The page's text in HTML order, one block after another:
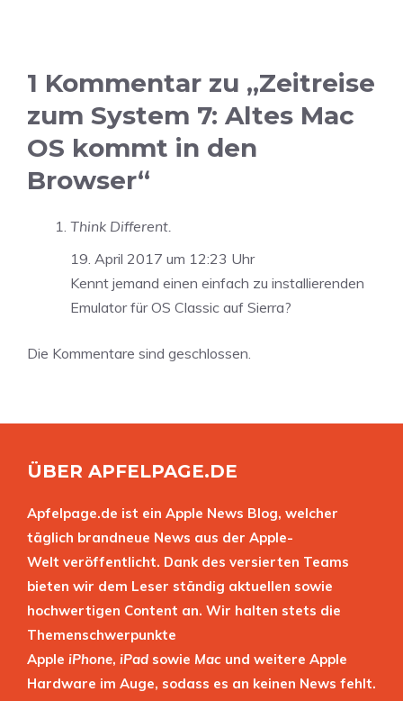
1 Kommentar zu „Zeitreise
zum System 7: Altes Mac
OS kommt in den
Browser“
Think Different.
19. April 2017 um 12:23 Uhr
Kennt jemand einen einfach zu installierenden
Emulator für OS Classic auf Sierra?
Die Kommentare sind geschlossen.
ÜBER APFELPAGE.DE
Apfelpage.de ist ein Apple News Blog, welcher
täglich brandneue News aus der Apple-
Welt veröffentlicht. Dank des versierten Teams
bieten wir dem Leser ständig aktuellen sowie
hochwertigen Content an. Wir halten stets die
Themenschwerpunkte
Apple iPhone, iPad sowie Mac und weitere Apple
Hardware im Auge, sodass es an keinen News fehlt.